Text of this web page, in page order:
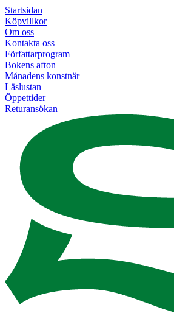
Startsidan
Köpvillkor
Om oss
Kontakta oss
Författarprogram
Bokens afton
Månadens konstnär
Läslustan
Öppettider
Returansökan